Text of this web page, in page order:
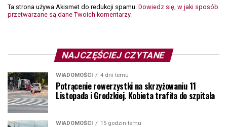
Ta strona używa Akismet do redukcji spamu. Dowiedz się, w jaki sposób
przetwarzane są dane Twoich komentarzy.
NAJCZĘŚCIEJ CZYTANE
WIADOMOŚCI 4 dni temu
Potrącenie rowerzystki na skrzyżowaniu 11
Listopada i Grodzkiej. Kobieta trafiła do szpitala
WIADOMOŚCI 15 godzin temu